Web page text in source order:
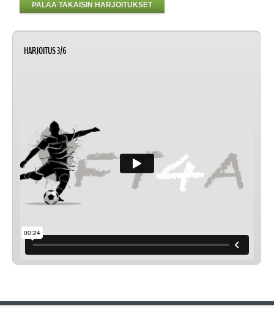
PALAA TAKAISIN HARJOITUKSET
HARJOITUS 3/6